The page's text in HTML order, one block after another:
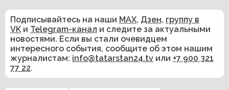
Подписывайтесь на наши MAX, Дзен, группу в
VK и Telegram-канал и следите за актуальными
новостями. Если вы стали очевидцем
интересного события, сообщите об этом нашим
журналистам: info@tatarstan24.tv или +7 900 321
77 22.